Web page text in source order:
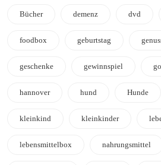
Bücher demenz dvd
foodbox geburtstag
geschenke gewinnspiel
hannover hund Hunde
kleinkind kleinkinder
lebensmittelbox nahrungsmittel